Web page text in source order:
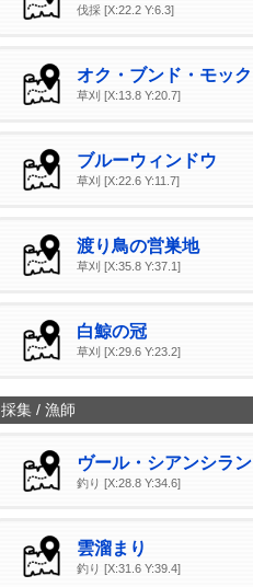
伐採 [X:22.2 Y:6.3]
オク・ブンド・モック
草刈 [X:13.8 Y:20.7]
ブルーウィンドウ
草刈 [X:22.6 Y:11.7]
渡り鳥の営巣地
草刈 [X:35.8 Y:37.1]
白鯨の冠
草刈 [X:29.6 Y:23.2]
採集 / 漁師
ヴール・シアンシラン
釣り [X:28.8 Y:34.6]
雲溜まり
釣り [X:31.6 Y:39.4]